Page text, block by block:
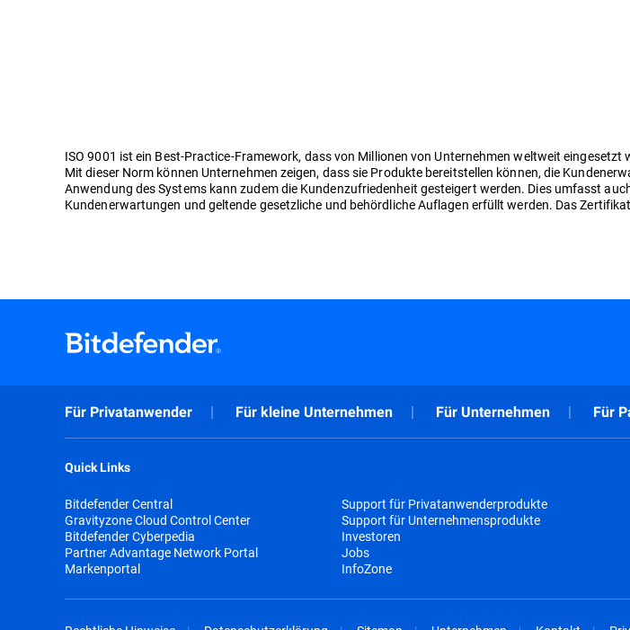
ISO 9001 ist ein Best-Practice-Framework, dass von Millionen von Unternehmen weltweit
Mit dieser Norm können Unternehmen zeigen, dass sie Produkte bereitstellen können, die
Anwendung des Systems kann zudem die Kundenzufriedenheit gesteigert werden. Dies umfasst
Kundenerwartungen und geltende gesetzliche und behördliche Auflagen erfüllt werden. Das
Für Privatanwender Für kleine Unternehmen Für Unternehmen Für
Quick Links
Bitdefender Central
Gravityzone Cloud Control Center
Bitdefender Cyberpedia
Partner Advantage Network Portal
Markenportal
Support für Privatanwenderprodukte
Support für Unternehmensprodukte
Investoren
Jobs
InfoZone